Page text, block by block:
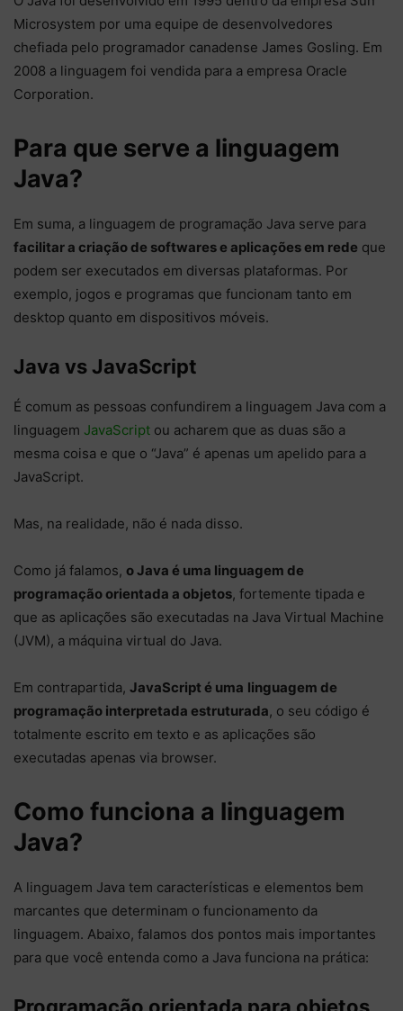
Microsystem por uma equipe de desenvolvedores
chefiada pelo programador canadense James Gosling. Em
2008 a linguagem foi vendida para a empresa Oracle
Corporation.
Para que serve a linguagem
Java?
Em suma, a linguagem de programação Java serve para
facilitar a criação de softwares e aplicações em rede que
podem ser executados em diversas plataformas. Por
exemplo, jogos e programas que funcionam tanto em
desktop quanto em dispositivos móveis.
Java vs JavaScript
É comum as pessoas confundirem a linguagem Java com a
linguagem JavaScript ou acharem que as duas são a
mesma coisa e que o “Java” é apenas um apelido para a
JavaScript.
Mas, na realidade, não é nada disso.
Como já falamos, o Java é uma linguagem de
programação orientada a objetos, fortemente tipada e
que as aplicações são executadas na Java Virtual Machine
(JVM), a máquina virtual do Java.
Em contrapartida, JavaScript é uma linguagem de
programação interpretada estruturada, o seu código é
totalmente escrito em texto e as aplicações são
executadas apenas via browser.
Como funciona a linguagem
Java?
A linguagem Java tem características e elementos bem
marcantes que determinam o funcionamento da
linguagem. Abaixo, falamos dos pontos mais importantes
para que você entenda como a Java funciona na prática:
Programação orientada para objetos